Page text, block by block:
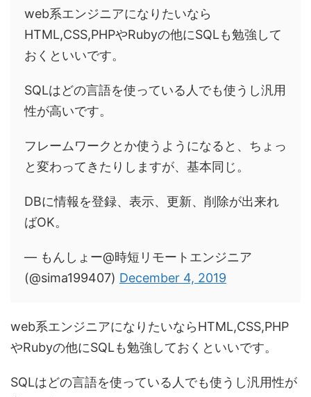
web系エンジニアになりたいなら
HTML,CSS,PHPやRubyの他にSQLも勉強して
おくといいです。
SQLはどの言語を使っている人でも使うし汎用
性が高いです。
フレームワークとか使うようになると、ちょっ
と変わってきたりしますが、基本同じ。
DBに情報を登録、表示、更新、削除が出来れ
ばOK。
— もんしょー@時短リモートエンジニア
(@sima199407) December 4, 2019
web系エンジニアになりたいならHTML,CSS,PHP
やRubyの他にSQLも勉強しておくといいです。
SQLはどの言語を使っている人でも使うし汎用性が